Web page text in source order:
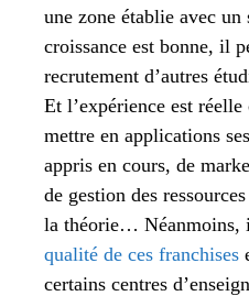
une zone établie avec un
croissance est bonne, il
recrutement d’autres
Et l’expérience est
mettre en applications
appris en cours, de
de gestion des
la théorie… Néanmoins,
qualité de ces franchises
certains centres